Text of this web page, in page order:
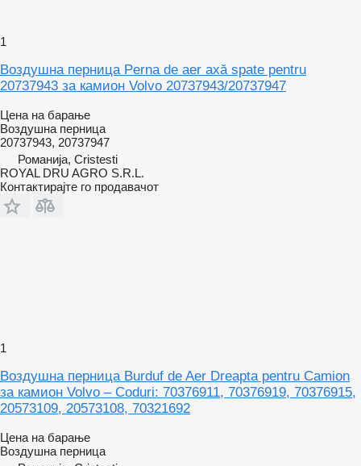
1
Воздушна перница Perna de aer axă spate pentru
20737943 за камион Volvo 20737943/20737947
Цена на барање
Воздушна перница
20737943, 20737947
Романија, Cristesti
ROYAL DRU AGRO S.R.L.
Контактирајте го продавачот
1
Воздушна перница Burduf de Aer Dreapta pentru Camion
за камион Volvo – Coduri: 70376911, 70376919, 70376915,
20573109, 20573108, 70321692
Цена на барање
Воздушна перница